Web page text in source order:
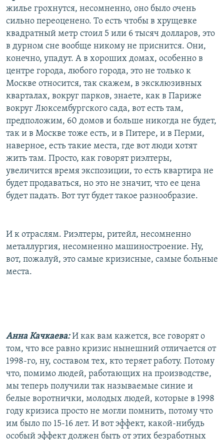
жилье грохнутся, несомненно, оно было очень
сильно переоценено. То есть чтобы в хрущевке
квадратный метр стоил 5 или 6 тысяч долларов, это
в дурном сне вообще никому не приснится. Они,
конечно, упадут. А в хороших домах, особенно в
центре города, любого города, это не только к
Москве относится, так скажем, в эксклюзивных
кварталах, вокруг парков, знаете, как в Париже
вокруг Люксембургского сада, вот есть там,
предположим, 60 домов и больше никогда не будет,
так и в Москве тоже есть, и в Питере, и в Перми,
наверное, есть такие места, где вот люди хотят
жить там. Просто, как говорят риэлтеры,
увеличится время экспозиции, то есть квартира не
будет продаваться, но это не значит, что ее цена
будет падать. Вот тут будет такое разнообразие.
И к отраслям. Риэлтеры, ритейл, несомненно
металлургия, несомненно машиностроение. Ну,
вот, пожалуй, это самые кризисные, самые больные
места.
Анна Качкаева: И как вам кажется, все говорят о
том, что все равно кризис нынешний отличается от
1998-го, ну, составом тех, кто теряет работу. Потому
что, помимо людей, работающих на производстве,
мы теперь получили так называемые синие и
белые воротнички, молодых людей, которые в 1998
году кризиса просто не могли помнить, потому что
им было по 15-16 лет. И вот эффект, какой-нибудь
особый эффект должен быть от этих безработных